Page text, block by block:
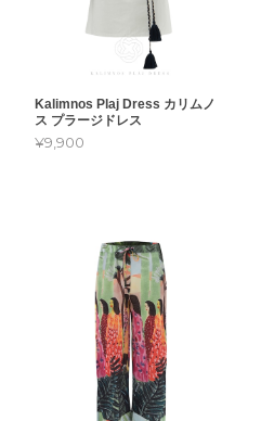
Kalimnos Plaj Dress カリムノ
ス プラージドレス
¥9,900